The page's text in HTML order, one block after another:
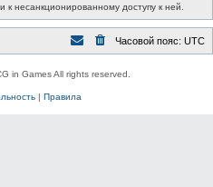
к несанкционированному доступу к ней.
Часовой пояс: UTC
in Games All rights reserved.
| Правила